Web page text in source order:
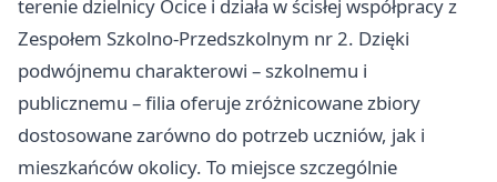
terenie dzielnicy Ocice i działa w ścisłej współpracy z
Zespołem Szkolno-Przedszkolnym nr 2. Dzięki
podwójnemu charakterowi – szkolnemu i
publicznemu – filia oferuje zróżnicowane zbiory
dostosowane zarówno do potrzeb uczniów, jak i
mieszkańców okolicy. To miejsce szczególnie